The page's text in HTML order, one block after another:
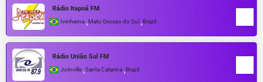
Rádio Itapoã FM
Ivinhema ,Mato Grosso do Sul ,Brazil
Rádio União Sul FM
Joinville ,Santa Catarina ,Brazil